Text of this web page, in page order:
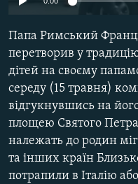
МУЛЬТИМЕДІА
ФОТО
СПЕЦПРОЄКТИ
ПОДКАСТИ
КРИМ РЕАЛІЇ
РУС
Папа Римський
перетворив у
дітей на своєму
середу (15 травня)
відгукнувшись на
площею Святого
належать до родин
та інших країн
потрапили в Італію